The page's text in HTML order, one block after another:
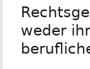
weder